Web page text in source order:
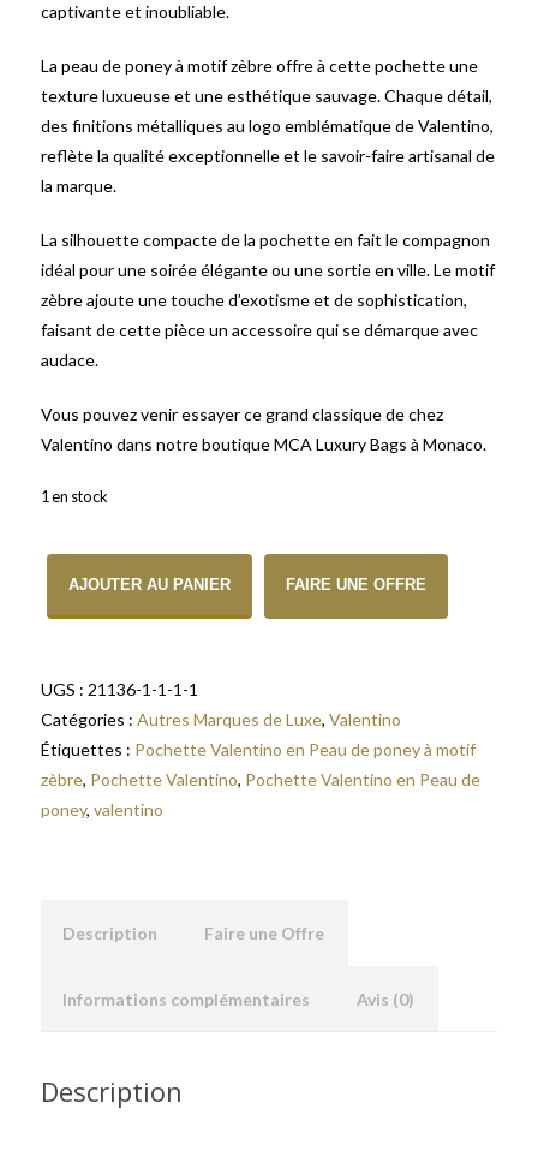
captivante et inoubliable.
La peau de poney à motif zèbre offre à cette pochette une
texture luxueuse et une esthétique sauvage. Chaque détail,
des finitions métalliques au logo emblématique de Valentino,
reflète la qualité exceptionnelle et le savoir-faire artisanal de
la marque.
La silhouette compacte de la pochette en fait le compagnon
idéal pour une soirée élégante ou une sortie en ville. Le motif
zèbre ajoute une touche d’exotisme et de sophistication,
faisant de cette pièce un accessoire qui se démarque avec
audace.
Vous pouvez venir essayer ce grand classique de chez
Valentino dans notre boutique MCA Luxury Bags à Monaco.
1 en stock
AJOUTER AU PANIER FAIRE UNE OFFRE
UGS : 21136-1-1-1-1
Catégories : Autres Marques de Luxe, Valentino
Étiquettes : Pochette Valentino en Peau de poney à motif
zèbre, Pochette Valentino, Pochette Valentino en Peau de
poney, valentino
Description Faire une Offre
Informations complémentaires Avis (0)
Description